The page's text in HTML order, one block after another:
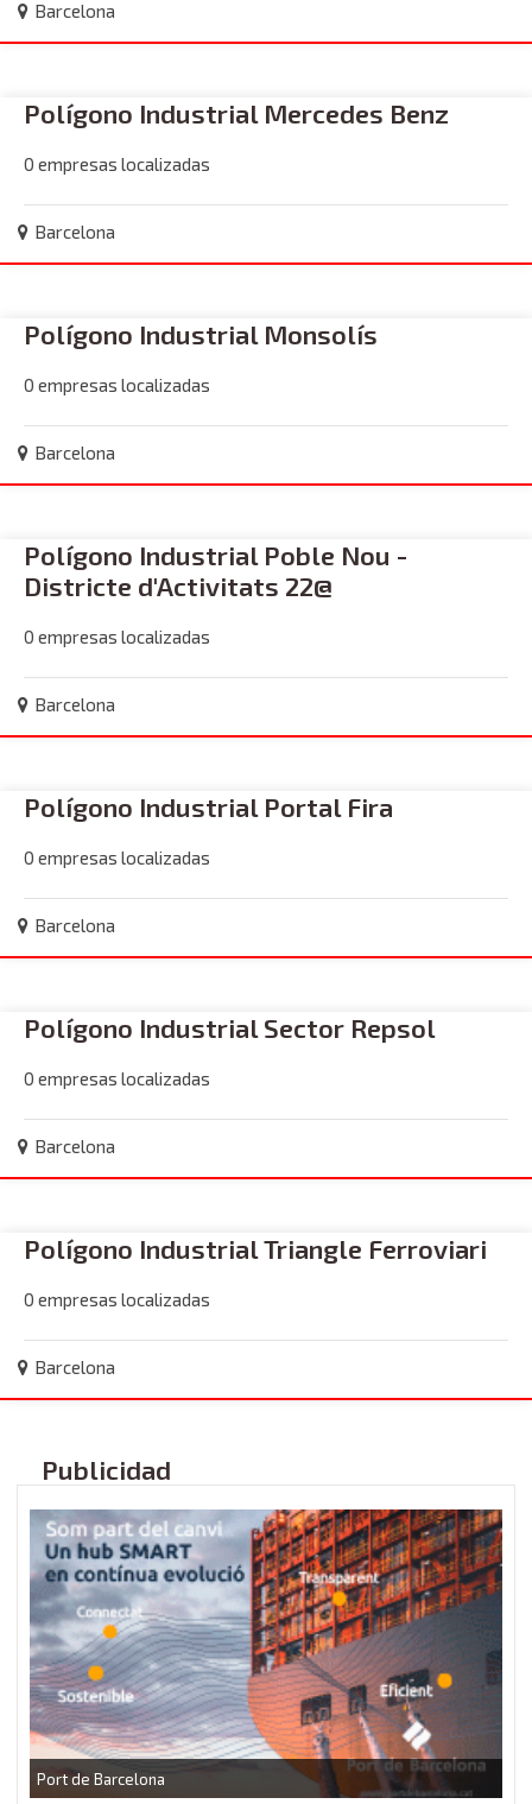
Barcelona
Polígono Industrial Mercedes Benz
0 empresas localizadas
Barcelona
Polígono Industrial Monsolís
0 empresas localizadas
Barcelona
Polígono Industrial Poble Nou -
Districte d'Activitats 22@
0 empresas localizadas
Barcelona
Polígono Industrial Portal Fira
0 empresas localizadas
Barcelona
Polígono Industrial Sector Repsol
0 empresas localizadas
Barcelona
Polígono Industrial Triangle Ferroviari
0 empresas localizadas
Barcelona
Publicidad